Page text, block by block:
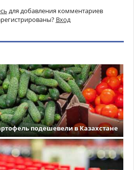
для добавления комментариев
Вход
подешевели в Казахстане